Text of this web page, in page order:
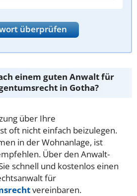
überprüfen
einem guten Anwalt für
in Gotha?
über Ihre
oft nicht einfach beizulegen.
in der Wohnanlage, ist
Über den Anwalt-
schnell und kostenlos einen
für
vereinbaren.